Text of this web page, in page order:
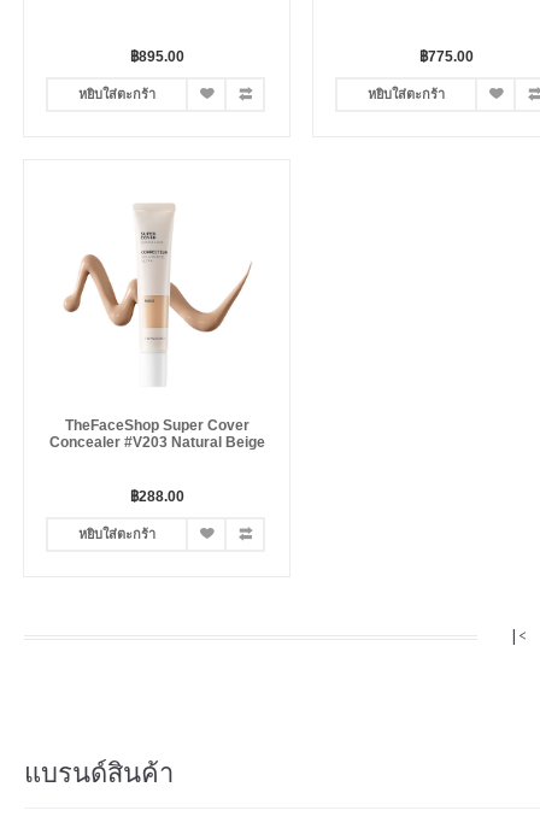
฿895.00
หยิบใส่ตะกร้า
฿775.00
หยิบใส่ตะกร้า
TheFaceShop Super Cover
Concealer #V203 Natural Beige
฿288.00
หยิบใส่ตะกร้า
|<
แบรนด์สินค้า